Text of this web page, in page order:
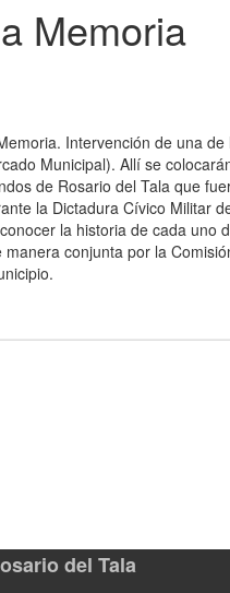
Memoria
Intervención de una
Municipal). Allí se
de Rosario del Tala que
la Dictadura Cívico Militar
la historia de cada uno
conjunta por la
del Tala